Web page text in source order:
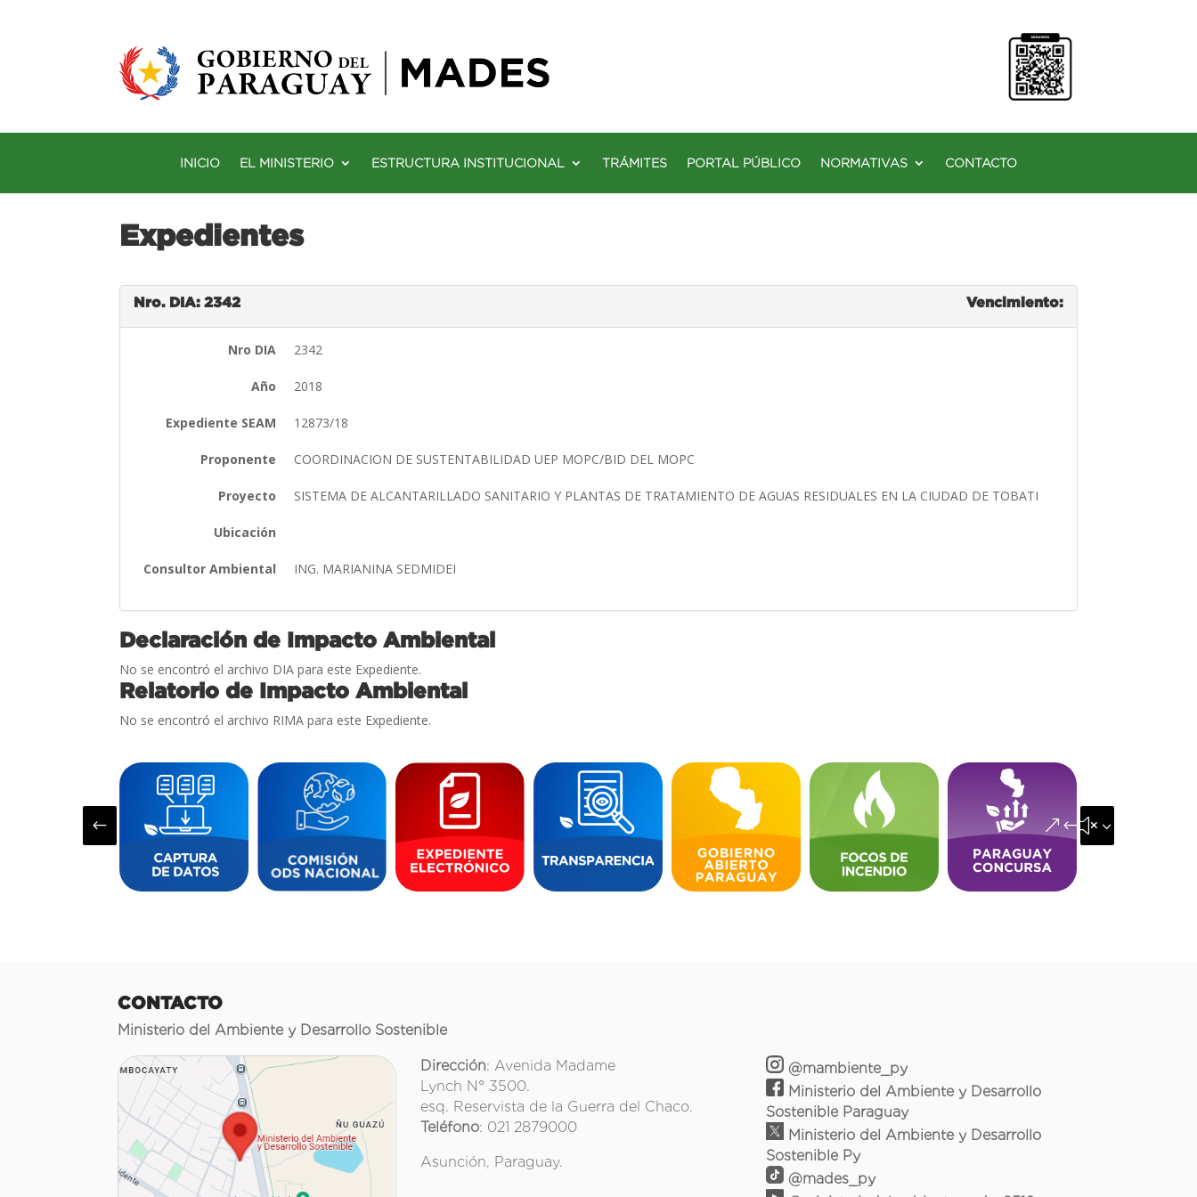
INICIO EL MINISTERIO ESTRUCTURA INSTITUCIONAL TRÁMITES PORTAL PÚBLICO NORMATIVAS CONTACTO
Expedientes
Nro. DIA: 2342 Vencimiento:
Nro DIA 2342
Año 2018
Expediente SEAM 12873/18
Proponente COORDINACION DE SUSTENTABILIDAD UEP MOPC/BID DEL MOPC
Proyecto SISTEMA DE ALCANTARILLADO SANITARIO Y PLANTAS DE TRATAMIENTO DE AGUAS RESIDUALES EN LA CIUDAD DE TOBATI
Ubicación
Consultor Ambiental ING. MARIANINA SEDMIDEI
Declaración de Impacto Ambiental
No se encontró el archivo DIA para este Expediente.
Relatorio de Impacto Ambiental
No se encontró el archivo RIMA para este Expediente.
# &#x35;
CONTACTO
Ministerio del Ambiente y Desarrollo Sostenible
Dirección: Avenida Madame
Lynch N° 3500.
esq. Reservista de la Guerra del Chaco.
Teléfono: 021 2879000
Asunción, Paraguay.
@mambiente_py
Ministerio del Ambiente y Desarrollo
Sostenible Paraguay
Ministerio del Ambiente y Desarrollo
Sostenible Py
@mades_py